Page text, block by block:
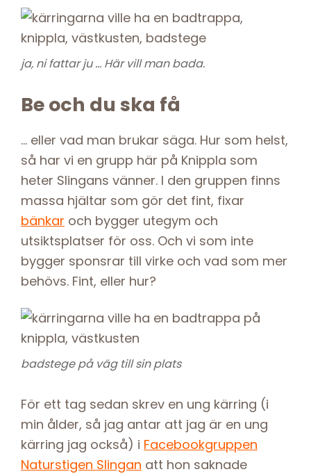
ja, ni fattar ju … Här vill man bada.
Be och du ska få
… eller vad man brukar säga. Hur som helst,
så har vi en grupp här på Knippla som
heter Slingans vänner. I den gruppen finns
massa hjältar som gör det fint, fixar
bänkar och bygger utegym och
utsiktsplatser för oss. Och vi som inte
bygger sponsrar till virke och vad som mer
behövs. Fint, eller hur?
badstege på väg till sin plats
För ett tag sedan skrev en ung kärring (i
min ålder, så jag antar att jag är en ung
kärring jag också) i Facebookgruppen
Naturstigen Slingan att hon saknade